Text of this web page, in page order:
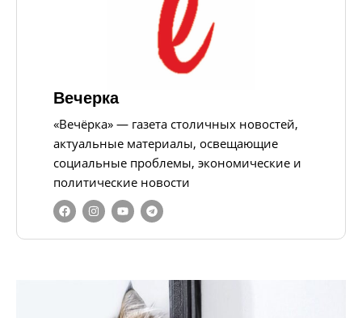
Вечерка
«Вечёрка» — газета столичных новостей,
актуальные материалы, освещающие
социальные проблемы, экономические и
политические новости